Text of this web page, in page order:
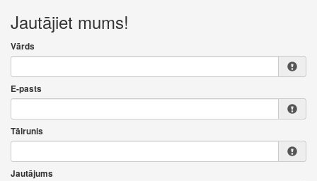
Jautājiet mums!
Vārds
E-pasts
Tālrunis
Jautājums